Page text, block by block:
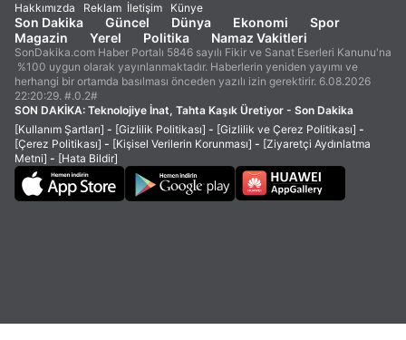
Hakkımızda Reklam İletişim Künye
Son Dakika Güncel Dünya Ekonomi
Spor
Magazin
Yerel Politika Namaz Vakitleri
SonDakika.com Haber Portalı 5846 sayılı Fikir ve Sanat Eserleri Kanunu'na
%100 uygun olarak yayınlanmaktadır. Haberlerin yeniden yayımı ve
herhangi bir ortamda basılması önceden yazılı izin gerektirir. 6.08.2026
22:20:29. #.0.2#
SON DAKİKA: Teknolojiye İnat, Tahta Kaşık Üretiyor - Son Dakika
[Kullanım Şartları] - [Gizlilik Politikası] - [Gizlilik ve Çerez Politikası] -
[Çerez Politikası] - [Kişisel Verilerin Korunması] - [Ziyaretçi Aydınlatma
Metni] - [Hata Bildir]